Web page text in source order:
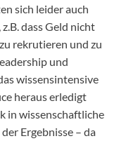
sich leider auch
, z.B. dass Geld nicht
rekrutieren und zu
und
wissensintensive
heraus erledigt
in wissenschaftliche
Ergebnisse – da